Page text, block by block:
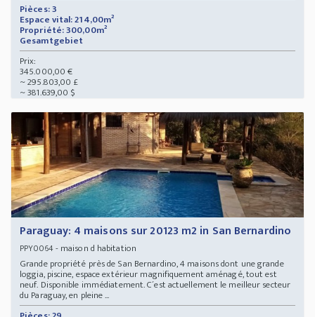
Pièces: 3
Espace vital: 214,00m²
Propriété: 300,00m²
Gesamtgebiet
Prix:
345.000,00 €
~ 295.803,00 £
~ 381.639,00 $
Paraguay: 4 maisons sur 20123 m2 in San Bernardino
PPY0064- maison d habitation
Grande propriété près de San Bernardino, 4 maisons dont une grande
loggia, piscine, espace extérieur magnifiquement aménagé, tout est
neuf. Disponible immédiatement. C´est actuellement le meilleur secteur
du Paraguay, en pleine ...